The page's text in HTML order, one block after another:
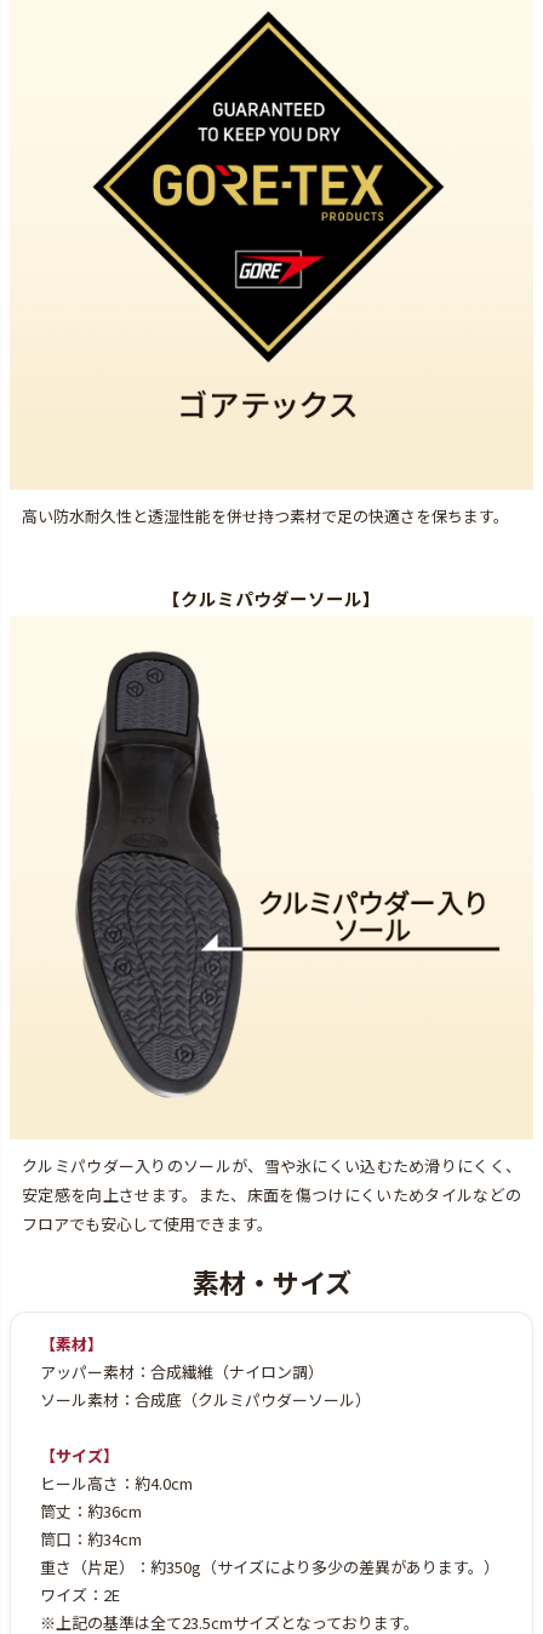
高い防水耐久性と透湿性能を併せ持つ素材で足の快適さを保ちます。
【クルミパウダーソール】
クルミパウダー入りのソールが、雪や氷にくい込むため滑りにくく、
安定感を向上させます。また、床面を傷つけにくいためタイルなどの
フロアでも安心して使用できます。
【素材】
アッパー素材：合成繊維（ナイロン調）
ソール素材：合成底（クルミパウダーソール）
【サイズ】
ヒール高さ：約4.0cm
筒丈：約36cm
筒口：約34cm
重さ（片足）：約350g（サイズにより多少の差異があります。）
ワイズ：2E
※上記の基準は全て23.5cmサイズとなっております。